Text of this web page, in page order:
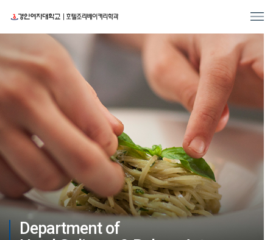
Department of